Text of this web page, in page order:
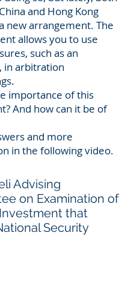
and Hong Kong
new arrangement. The
allows you to use
such as an
in arbitration
importance of this
And how can it be of
and more
in the following video.
Advising
on Examination of
that
Security